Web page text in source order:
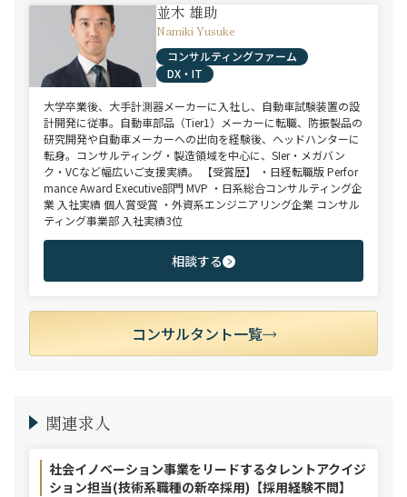
並木 雄助
Namiki Yusuke
コンサルティングファーム
DX・IT
大学卒業後、大手計測器メーカーに入社し、自動車試験装置の設
計開発に従事。自動車部品（Tier1）メーカーに転職、防振製品の
研究開発や自動車メーカーへの出向を経験後、ヘッドハンターに
転身。コンサルティング・製造領域を中心に、SIer・メガバン
ク・VCなど幅広いご支援実績。 【受賞歴】 ・日経転職版 Perfor
mance Award Executive部門 MVP ・日系総合コンサルティング企
業 入社実績 個人賞受賞 ・外資系エンジニアリング企業 コンサル
ティング事業部 入社実績3位
相談する
コンサルタント一覧
関連求人
社会イノベーション事業をリードするタレントアクイジ
ション担当(技術系職種の新卒採用)【採用経験不問】